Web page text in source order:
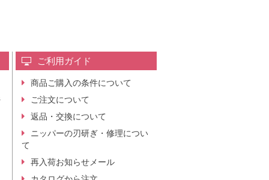
ご利用ガイド
商品ご購入の条件について
ご注文について
返品・交換について
ニッパーの刃研ぎ・修理につい
て
再入荷お知らせメール